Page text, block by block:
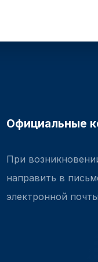
Официальные
При
направить в
электронной